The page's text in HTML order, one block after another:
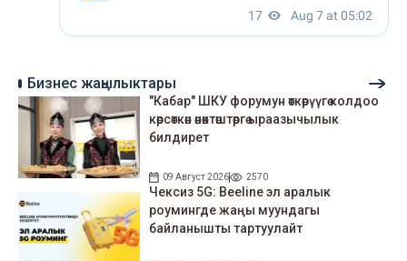
Бизнес жаңылыктары
"Кабар" ШКУ форумун өткөрүүгө колдоо
көрсөткөн өнөктөштөргө ыраазычылык
билдирет
09 Август 2026 2570
Чексиз 5G: Beeline эл аралык
роумингде жаңы муундагы
байланышты тартуулайт